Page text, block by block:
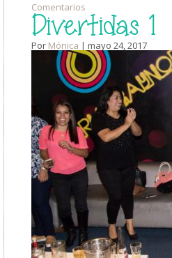
Comentarios
Divertidas 1
Por Mónica | mayo 24, 2017